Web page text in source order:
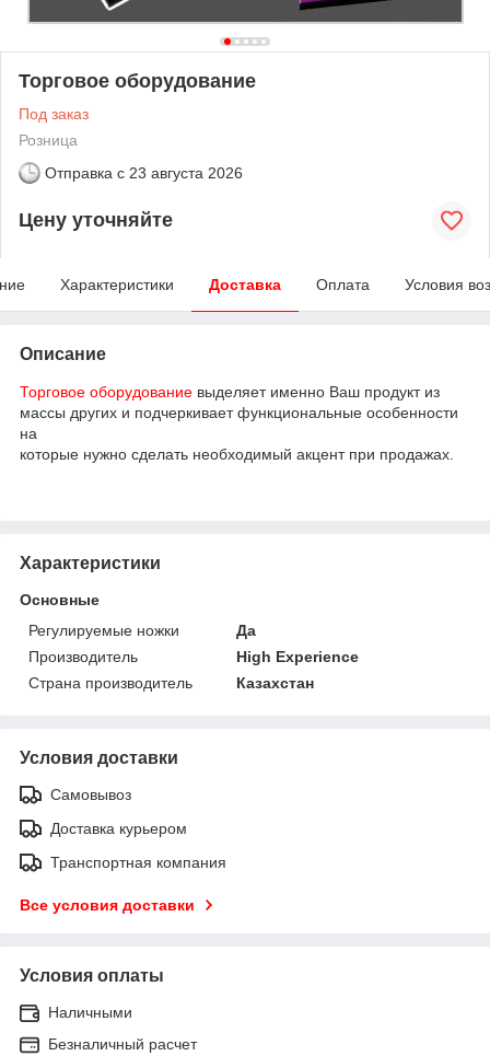
Торговое оборудование
Под заказ
Розница
Отправка с 23 августа 2026
Цену уточняйте
Характеристики Доставка Оплата Условия
Описание
Торговое оборудование выделяет именно Ваш продукт из
массы других и подчеркивает функциональные особенности
на
которые нужно сделать необходимый акцент при продажах.
Характеристики
Основные
Регулируемые ножки
Да
Производитель
High Experience
Страна производитель
Казахстан
Условия доставки
Самовывоз
Доставка курьером
Транспортная компания
Все условия доставки
Условия оплаты
Наличными
Безналичный расчет